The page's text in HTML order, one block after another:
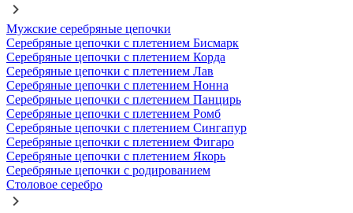
Мужские серебряные цепочки
Серебряные цепочки с плетением Бисмарк
Серебряные цепочки с плетением Корда
Серебряные цепочки с плетением Лав
Серебряные цепочки с плетением Нонна
Серебряные цепочки с плетением Панцирь
Серебряные цепочки с плетением Ромб
Серебряные цепочки с плетением Сингапур
Серебряные цепочки с плетением Фигаро
Серебряные цепочки с плетением Якорь
Серебряные цепочки с родированием
Столовое серебро